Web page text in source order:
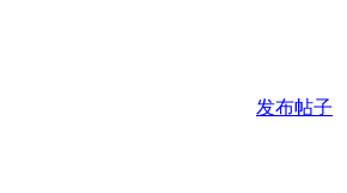
发布帖子